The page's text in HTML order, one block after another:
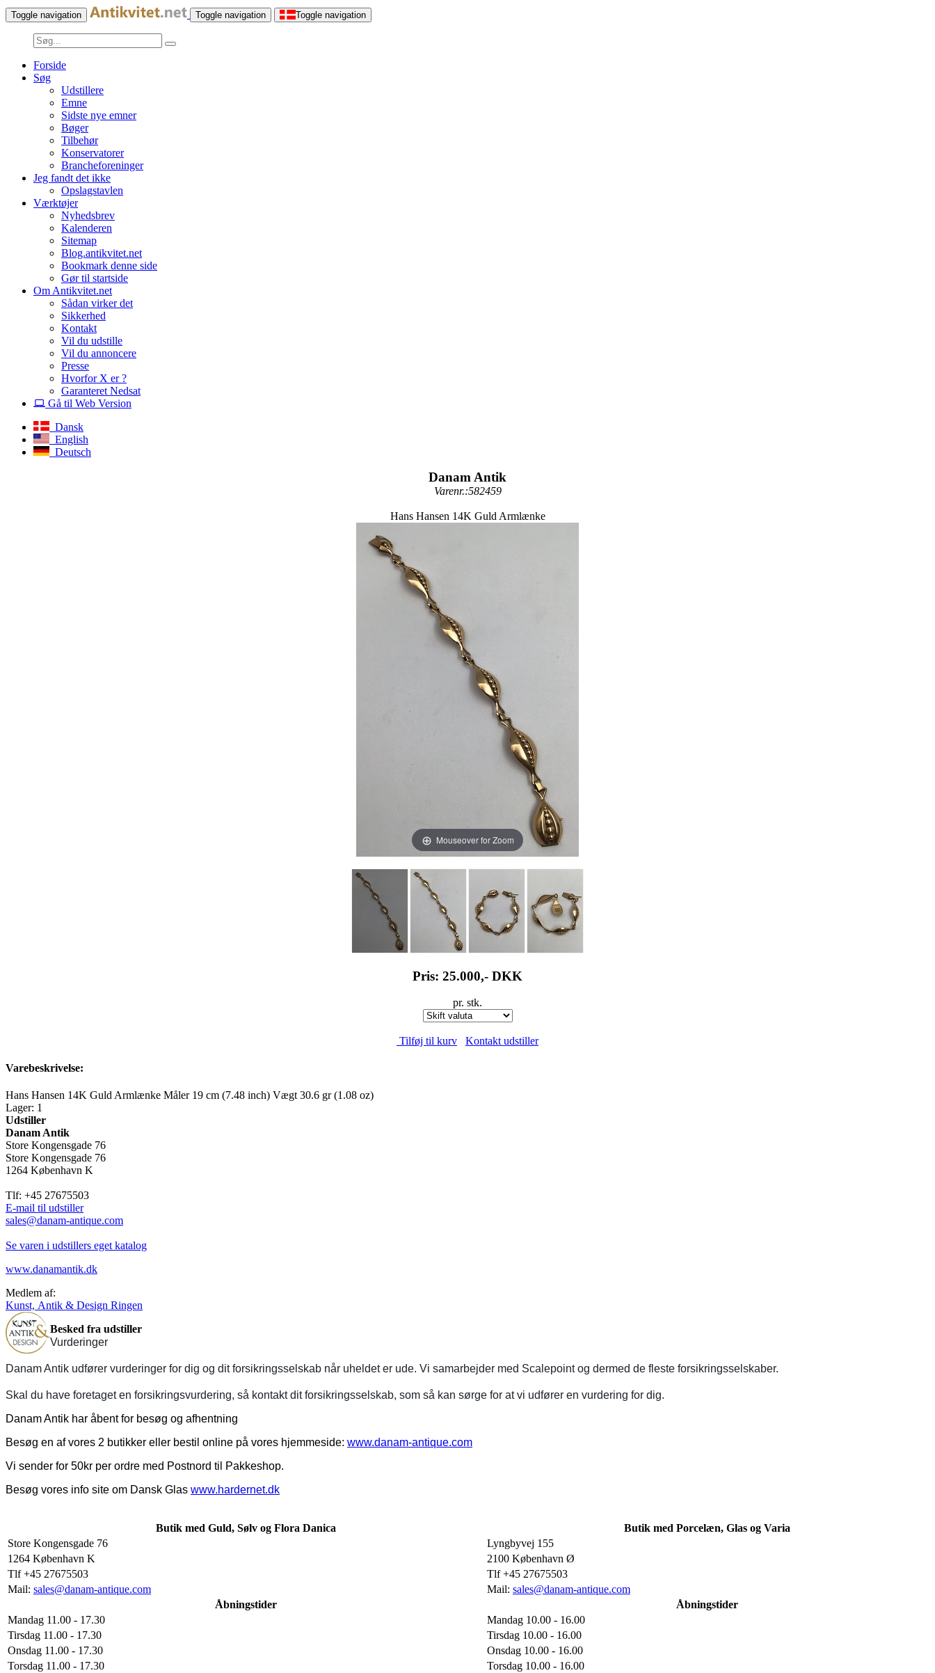
Toggle navigation Toggle navigation Toggle navigation
Forside
Søg
Udstillere
Emne
Sidste nye emner
Bøger
Tilbehør
Konservatorer
Brancheforeninger
Jeg fandt det ikke
Opslagstavlen
Værktøjer
Nyhedsbrev
Kalenderen
Sitemap
Blog.antikvitet.net
Bookmark denne side
Gør til startside
Om Antikvitet.net
Sådan virker det
Sikkerhed
Kontakt
Vil du udstille
Vil du annoncere
Presse
Hvorfor X er ?
Garanteret Nedsat
Gå til Web Version
Dansk
English
Deutsch
Danam Antik
Varenr.:582459
Hans Hansen 14K Guld Armlænke
Mouseover for Zoom
Pris: 25.000,- DKK
pr. stk.
Tilføj til kurv Kontakt udstiller
Varebeskrivelse:
Hans Hansen 14K Guld Armlænke Måler 19 cm (7.48 inch) Vægt 30.6 gr (1.08 oz)
Lager: 1
Udstiller
Danam Antik
Store Kongensgade 76
Store Kongensgade 76
1264 København K
Tlf: +45 27675503
E-mail til udstiller
sales@danam-antique.com
Se varen i udstillers eget katalog
www.danamantik.dk
Medlem af:
Kunst, Antik & Design Ringen
Besked fra udstiller
Vurderinger
Danam Antik udfører vurderinger for dig og dit forsikringsselskab når uheldet er ude. Vi samarbejder med Scalepoint og dermed de fleste forsikringsselskaber.
Skal du have foretaget en forsikringsvurdering, så kontakt dit forsikringsselskab, som så kan sørge for at vi udfører en vurdering for dig.
Danam Antik har åbent for besøg og afhentning
Besøg en af vores 2 butikker eller bestil online på vores hjemmeside: www.danam-antique.com
Vi sender for 50kr per ordre med Postnord til Pakkeshop.
Besøg vores info site om Dansk Glas www.hardernet.dk
Butik med Guld, Sølv og Flora Danica
Butik med Porcelæn, Glas og Varia
Store Kongensgade 76
Lyngbyvej 155
1264 København K
2100 København Ø
Tlf +45 27675503
Tlf +45 27675503
Mail: sales@danam-antique.com Mail: sales@danam-antique.com
Åbningstider
Åbningstider
Mandag 11.00 - 17.30
Mandag 10.00 - 16.00
Tirsdag 11.00 - 17.30
Tirsdag 10.00 - 16.00
Onsdag 11.00 - 17.30
Onsdag 10.00 - 16.00
Torsdag 11.00 - 17.30
Torsdag 10.00 - 16.00